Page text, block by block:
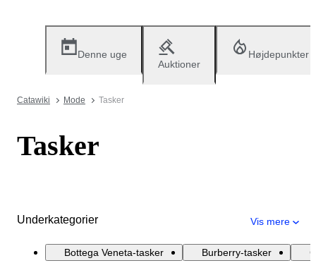
Denne uge
Auktioner
Højdepunkter
Catawiki Mode Tasker
Tasker
Underkategorier Vis mere
Bottega Veneta-tasker Burberry-tasker